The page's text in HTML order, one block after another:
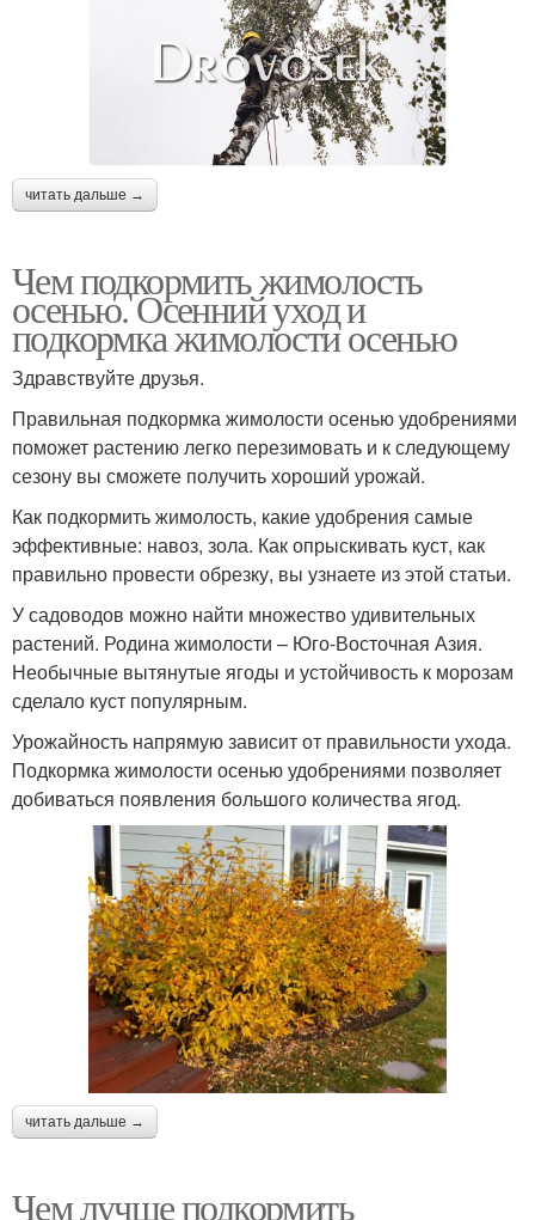
читать дальше →
Чем подкормить жимолость
осенью. Осенний уход и
подкормка жимолости осенью
Здравствуйте друзья.
Правильная подкормка жимолости осенью удобрениями
поможет растению легко перезимовать и к следующему
сезону вы сможете получить хороший урожай.
Как подкормить жимолость, какие удобрения самые
эффективные: навоз, зола. Как опрыскивать куст, как
правильно провести обрезку, вы узнаете из этой статьи.
У садоводов можно найти множество удивительных
растений. Родина жимолости – Юго-Восточная Азия.
Необычные вытянутые ягоды и устойчивость к морозам
сделало куст популярным.
Урожайность напрямую зависит от правильности ухода.
Подкормка жимолости осенью удобрениями позволяет
добиваться появления большого количества ягод.
читать дальше →
Чем лучше подкормить